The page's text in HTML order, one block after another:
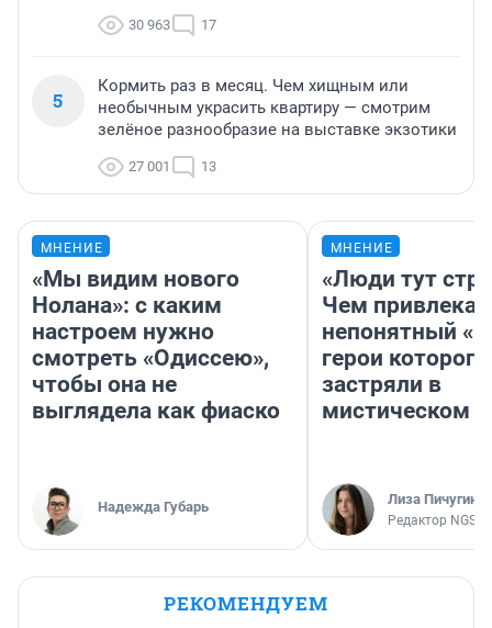
30 963 17
5
Кормить раз в месяц. Чем хищным или
необычным украсить квартиру — смотрим
зелёное разнообразие на выставке экзотики
27 001 13
МНЕНИЕ
«Мы видим нового
Нолана»: с каким
настроем нужно
смотреть «Одиссею»,
чтобы она не
выглядела как фиаско
Надежда Губарь
МНЕНИЕ
«Люди тут
Чем
непонятный
герои которого
застряли в
мистическом
Лиза Пичугина
Редактор
РЕКОМЕНДУЕМ